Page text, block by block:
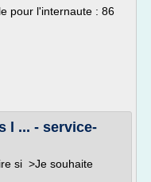
pour l'internaute : 86
l ... - service-
si >Je souhaite